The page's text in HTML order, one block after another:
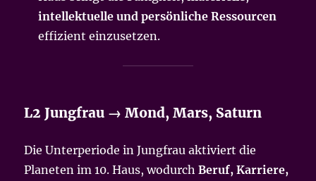
intellektuelle und persönliche Ressourcen
effizient einzusetzen.
L2 Jungfrau → Mond, Mars, Saturn
Die Unterperiode in Jungfrau aktiviert die
Planeten im 10. Haus, wodurchBeruf, Karriere,